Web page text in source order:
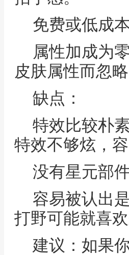
免费或低成
属性加成为
皮肤属性而忽
缺点：
特效比较朴
特效不够炫，容
没有星元部
容易被认出
打野可能就喜
建议：如果